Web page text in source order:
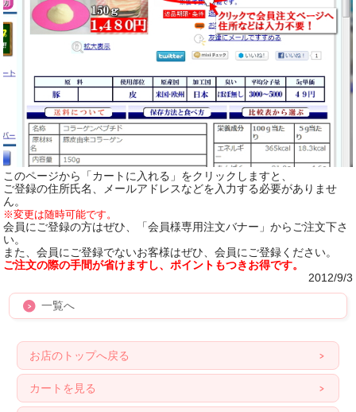
このページから「カートに入れる」をクリックしますと、
ご登録の住所氏名、メールアドレスなどを入力する必要がありませ
ん。
※変更は随時可能です。
会員にご登録の方はぜひ、「会員様専用注文バナー」からご注文下さ
い。
また、会員にご登録でないお客様はぜひ、会員にご登録ください。
ご注文の際の手間が省けますし、ポイントもつきお得です。
2012/9/3
一覧へ
お店のトップへ戻る
カートを見る